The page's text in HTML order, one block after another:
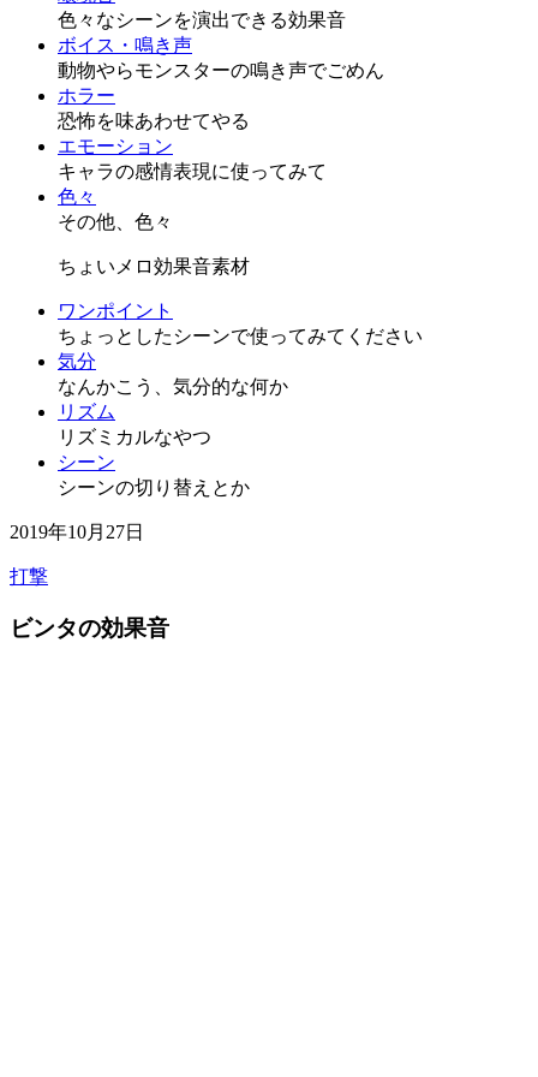
色々なシーンを演出できる効果音
ボイス・鳴き声
動物やらモンスターの鳴き声でごめん
ホラー
恐怖を味あわせてやる
エモーション
キャラの感情表現に使ってみて
色々
その他、色々
ちょいメロ効果音素材
ワンポイント
ちょっとしたシーンで使ってみてください
気分
なんかこう、気分的な何か
リズム
リズミカルなやつ
シーン
シーンの切り替えとか
2019年10月27日
打撃
ビンタの効果音